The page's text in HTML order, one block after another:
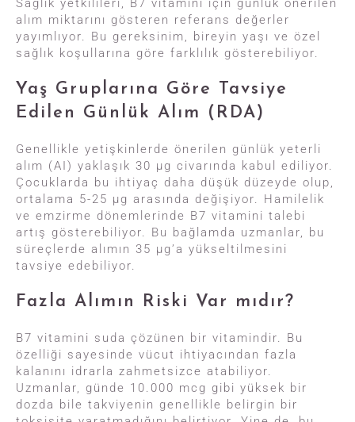
Sağlık yetkilileri, B7 vitamini için günlük önerilen
alım miktarını gösteren referans değerler
yayımlıyor. Bu gereksinim, bireyin yaşı ve özel
sağlık koşullarına göre farklılık gösterebiliyor.
Yaş Gruplarına Göre Tavsiye
Edilen Günlük Alım (RDA)
Genellikle yetişkinlerde önerilen günlük yeterli
alım (AI) yaklaşık 30 µg civarında kabul ediliyor.
Çocuklarda bu ihtiyaç daha düşük düzeyde olup,
ortalama 5-25 µg arasında değişiyor. Hamilelik
ve emzirme dönemlerinde B7 vitamini talebi
artış gösterebiliyor. Bu bağlamda uzmanlar, bu
süreçlerde alımın 35 µg’a yükseltilmesini
tavsiye edebiliyor.
Fazla Alımın Riski Var mıdır?
B7 vitamini suda çözünen bir vitamindir. Bu
özelliği sayesinde vücut ihtiyacından fazla
kalanını idrarla zahmetsizce atabiliyor.
Uzmanlar, günde 10.000 mcg gibi yüksek bir
dozda bile takviyenin genellikle belirgin bir